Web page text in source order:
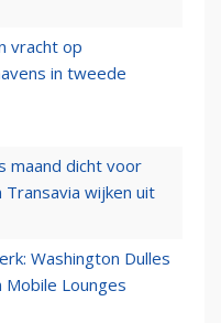
vracht op
in tweede
maand dicht voor
Transavia wijken uit
Washington Dulles
Lounges